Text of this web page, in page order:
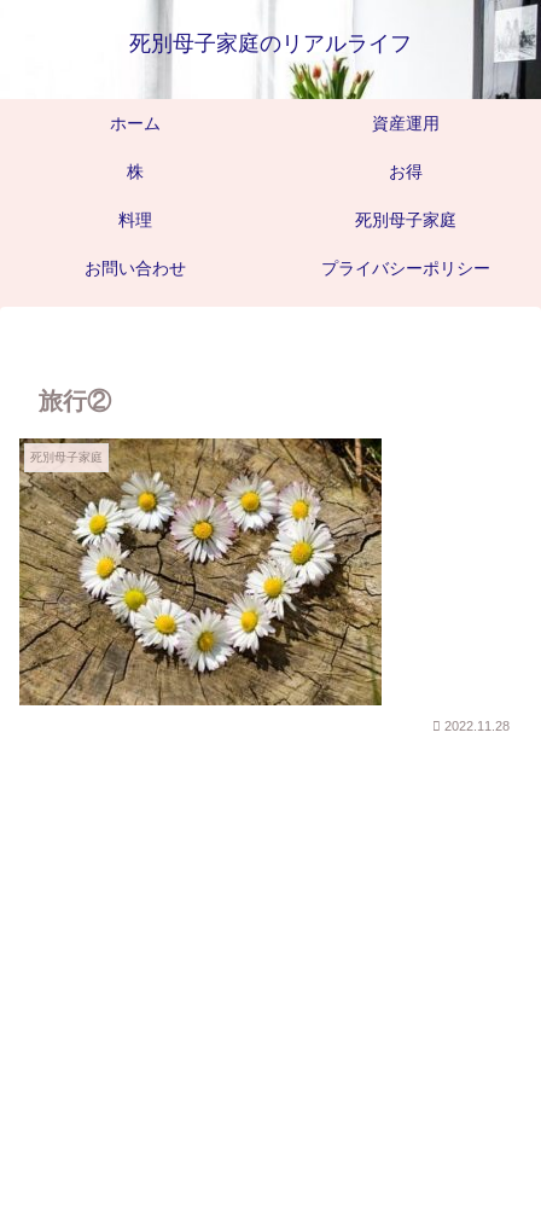
死別母子家庭のリアルライフ
ホーム 資産運用
株 お得
料理 死別母子家庭
お問い合わせ プライバシーポリシー
旅行②
死別母子家庭
2022.11.28